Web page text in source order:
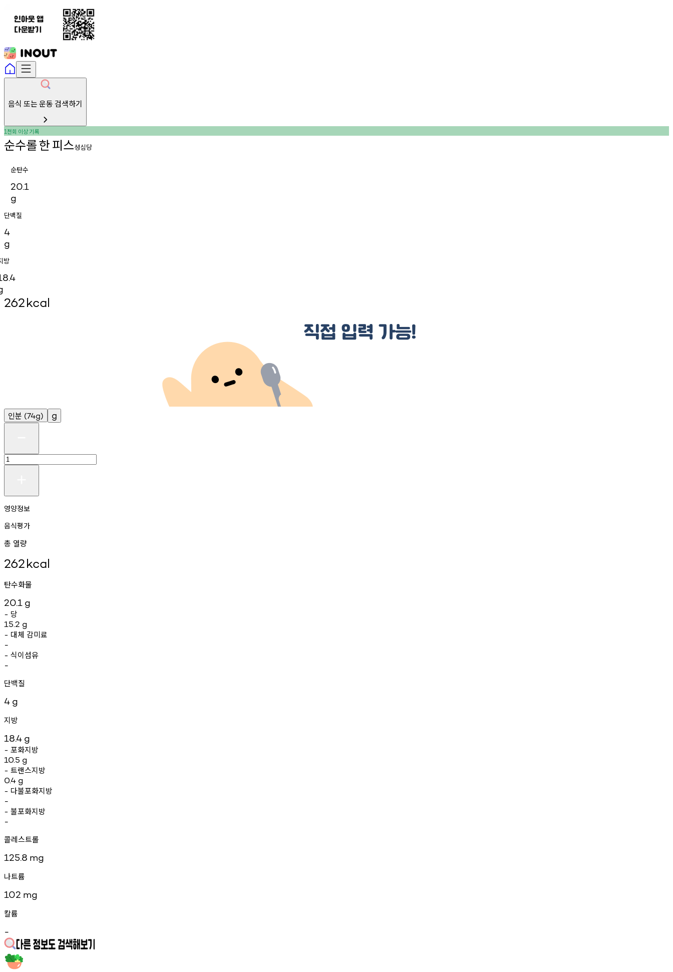
음식 또는 운동 검색하기
1천회 이상기록
순수롤한피스성심당
순탄수
20.1
g
단백질
4
g
방
262kcal
인분 (74g) g
영양정보
음식평가
총 열량
262kcal
탄수화물
20.1 g
- 당
15.2 g
- 대체 감미료
-
- 식이섬유
-
단백질
4 g
지방
18.4 g
- 포화지방
10.5 g
- 트랜스지방
0.4 g
- 다불포화지방
-
- 불포화지방
-
콜레스트롤
125.8 mg
나트륨
102 mg
칼륨
-